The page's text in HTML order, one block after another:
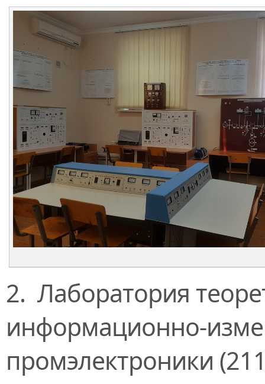
2. Лаборатория
информационно-
промэлектроники